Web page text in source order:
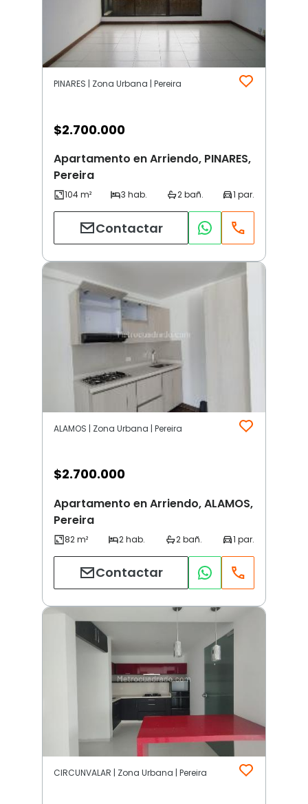
PINARES | Zona Urbana | Pereira
$2.700.000
Apartamento en Arriendo, PINARES,
Pereira
Contactar
ALAMOS | Zona Urbana | Pereira
$2.700.000
Apartamento en Arriendo, ALAMOS,
Pereira
Contactar
CIRCUNVALAR | Zona Urbana | Pereira